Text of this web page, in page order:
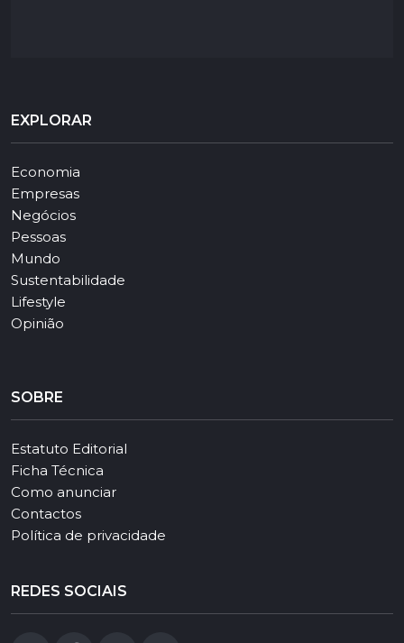
EXPLORAR
Economia
Empresas
Negócios
Pessoas
Mundo
Sustentabilidade
Lifestyle
Opinião
SOBRE
Estatuto Editorial
Ficha Técnica
Como anunciar
Contactos
Política de privacidade
REDES SOCIAIS